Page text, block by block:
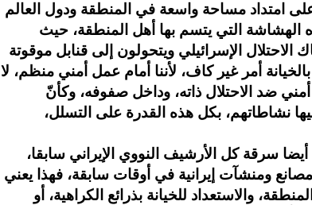
الهشاشة التي يتسم بها أهل المنطقة، حيث
الإسرائيلي ويتحولون إلى قنابل موقوتة
أمر غير كاف، لأننا أمام عمل أمني منظم، لا
ضد الاحتلال ذاته، وداخل صفوفه، وكأنّ
نشاطاتهم، بكل هذه القدرة على التسلل،
سرقة كل الأرشيف النووي الإيراني سابقا،
ومنشآت إيرانية في أوقات سابقة، فهذا يعني
والاستعداد للخيانة بذرائع الكراهية، أو